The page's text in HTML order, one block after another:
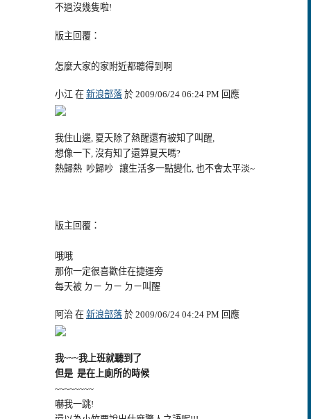
不過沒幾隻啦!
版主回覆：
怎麼大家的家附近都聽得到啊
小江 在 新浪部落 於 2009/06/24 06:24 PM 回應
我住山邊, 夏天除了熱醒還有被知了叫醒,
想像一下, 沒有知了還算夏天嗎?
熱歸熱 吵歸吵 讓生活多一點變化, 也不會太平淡~
版主回覆：
哦哦
那你一定很喜歡住在捷運旁
每天被 ㄉㄧ ㄉㄧ ㄉㄧ叫醒
阿治 在 新浪部落 於 2009/06/24 04:24 PM 回應
我~~~我上班就聽到了
但是 是在上廁所的時候
~~~~~~~~
嚇我一跳!